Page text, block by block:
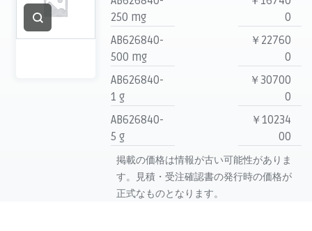
支払い
製品検索
250 mg
0
AB626840-
500 mg
￥22760
0
AB626840-
1 g
￥30700
0
AB626840-
5 g
￥10234
00
掲載の価格は情報が古い可能性がありま
す。見積・受注確認書の発行時の価格が
正式なものとなります。